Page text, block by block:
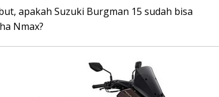
apakah Suzuki Burgman 15 sudah bisa
Nmax?